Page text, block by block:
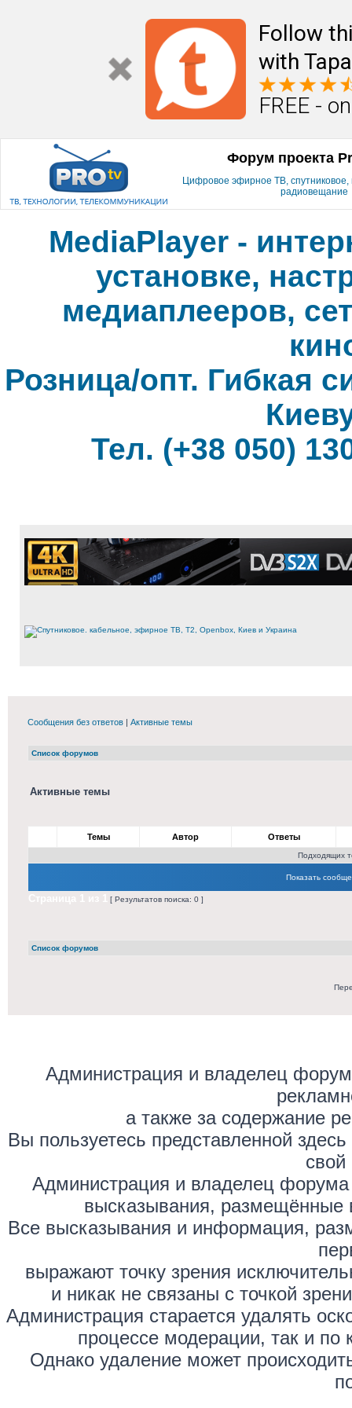
Follow
with
FREE -
Форум проекта
Цифровое эфирное ТВ, спутниковое,
радиовещание
MediaPlayer -
установке,
медиаплееров,
Розница/опт. Гибкая
Тел. (+38 050)
Сообщения без ответов | Активные темы
Список форумов
Активные темы
Темы Автор Ответы
Подходящих
Показать
[ Результатов поиска: 0 ]
Список форумов
Администрация и владелец
а также за содержание
Вы пользуетесь представленной
свой
Администрация и владелец форума
высказывания, размещённые
Все высказывания и информация,
выражают точку зрения
и никак не связаны с точкой
Администрация старается удалять
процессе модерации, так и по
Однако удаление может